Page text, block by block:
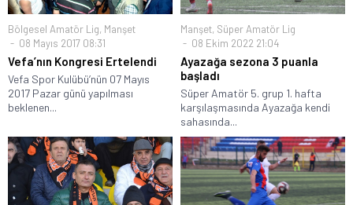
Bölgesel Amatör Lig, Manşet
08 Mayıs 2017 08:31
Vefa’nın Kongresi Ertelendi
Vefa Spor Kulübü’nün 07 Mayıs
2017 Pazar günü yapılması
beklenen...
Manşet, Süper Amatör Lig
08 Ekim 2022 21:04
Ayazağa sezona 3 puanla
başladı
Süper Amatör 5. grup 1. hafta
karşılaşmasında Ayazağa kendi
sahasında...